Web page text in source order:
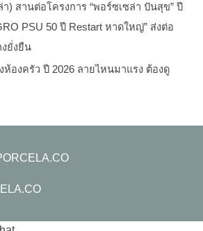
) สานต่อโครงการ “พอร์ซเซล่า ปันสุข” ปี
PSU 50 ปี Restart หาดใหญ่” ส่งต่อ
ยั่งยืน
ห้องครัว ปี 2026 ลายไหนมาแรง ต้องดู